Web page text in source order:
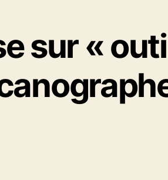
sur «